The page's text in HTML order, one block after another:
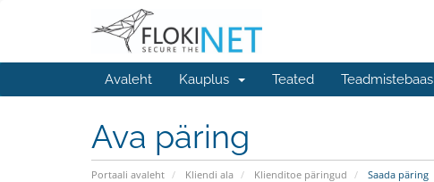
Avaleht Kauplus Teated Teadmistebaas
Ava päring
Portaali avaleht Kliendi ala Klienditoe päringud Saada päring